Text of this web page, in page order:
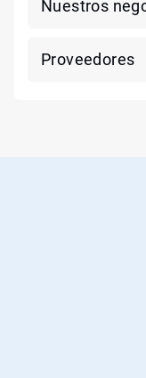
Nuestros
Proveedores